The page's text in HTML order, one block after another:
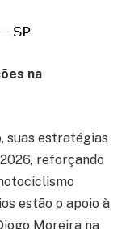
na
suas estratégias
reforçando
estão o apoio à
Moreira na